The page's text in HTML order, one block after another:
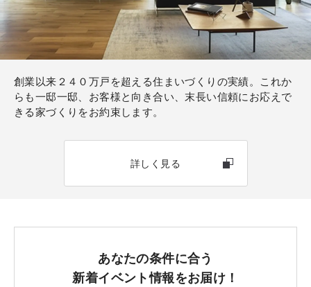
創業以来２４０万戸を超える住まいづくりの実績。これか
らも一邸一邸、お客様と向き合い、末長い信頼にお応えで
きる家づくりをお約束します。
詳しく見る
あなたの条件に合う
新着イベント情報をお届け！